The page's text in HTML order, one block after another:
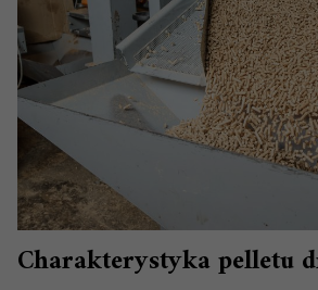
Charakterystyka pelletu